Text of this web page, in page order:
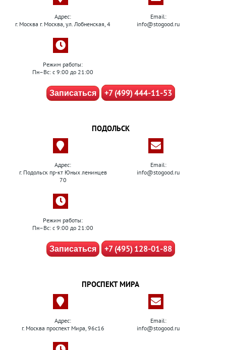
Адрес:
г. Москва г. Москва, ул. Лобненская, 4
Email:
info@stogood.ru
Режим работы:
Пн–Вс: с 9:00 до 21:00
Записаться +7 (499) 444-11-53
ПОДОЛЬСК
Адрес:
г. Подольск пр-кт Юных ленинцев
70
Email:
info@stogood.ru
Режим работы:
Пн–Вс: с 9:00 до 21:00
Записаться +7 (495) 128-01-88
ПРОСПЕКТ МИРА
Адрес:
г. Москва проспект Мира, 96с16
Email:
info@stogood.ru